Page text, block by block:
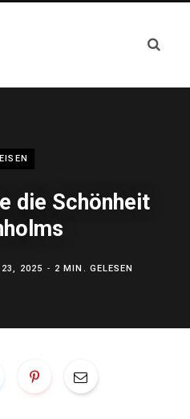
die Schönheit
23, 2025 2 MIN. GELESEN